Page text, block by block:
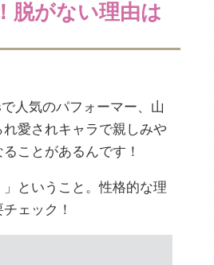
脱がない理由は
人気のパフォーマー、山
愛されキャラで親しみや
ことがあるんです！
ということ。性格的な理
ェック！